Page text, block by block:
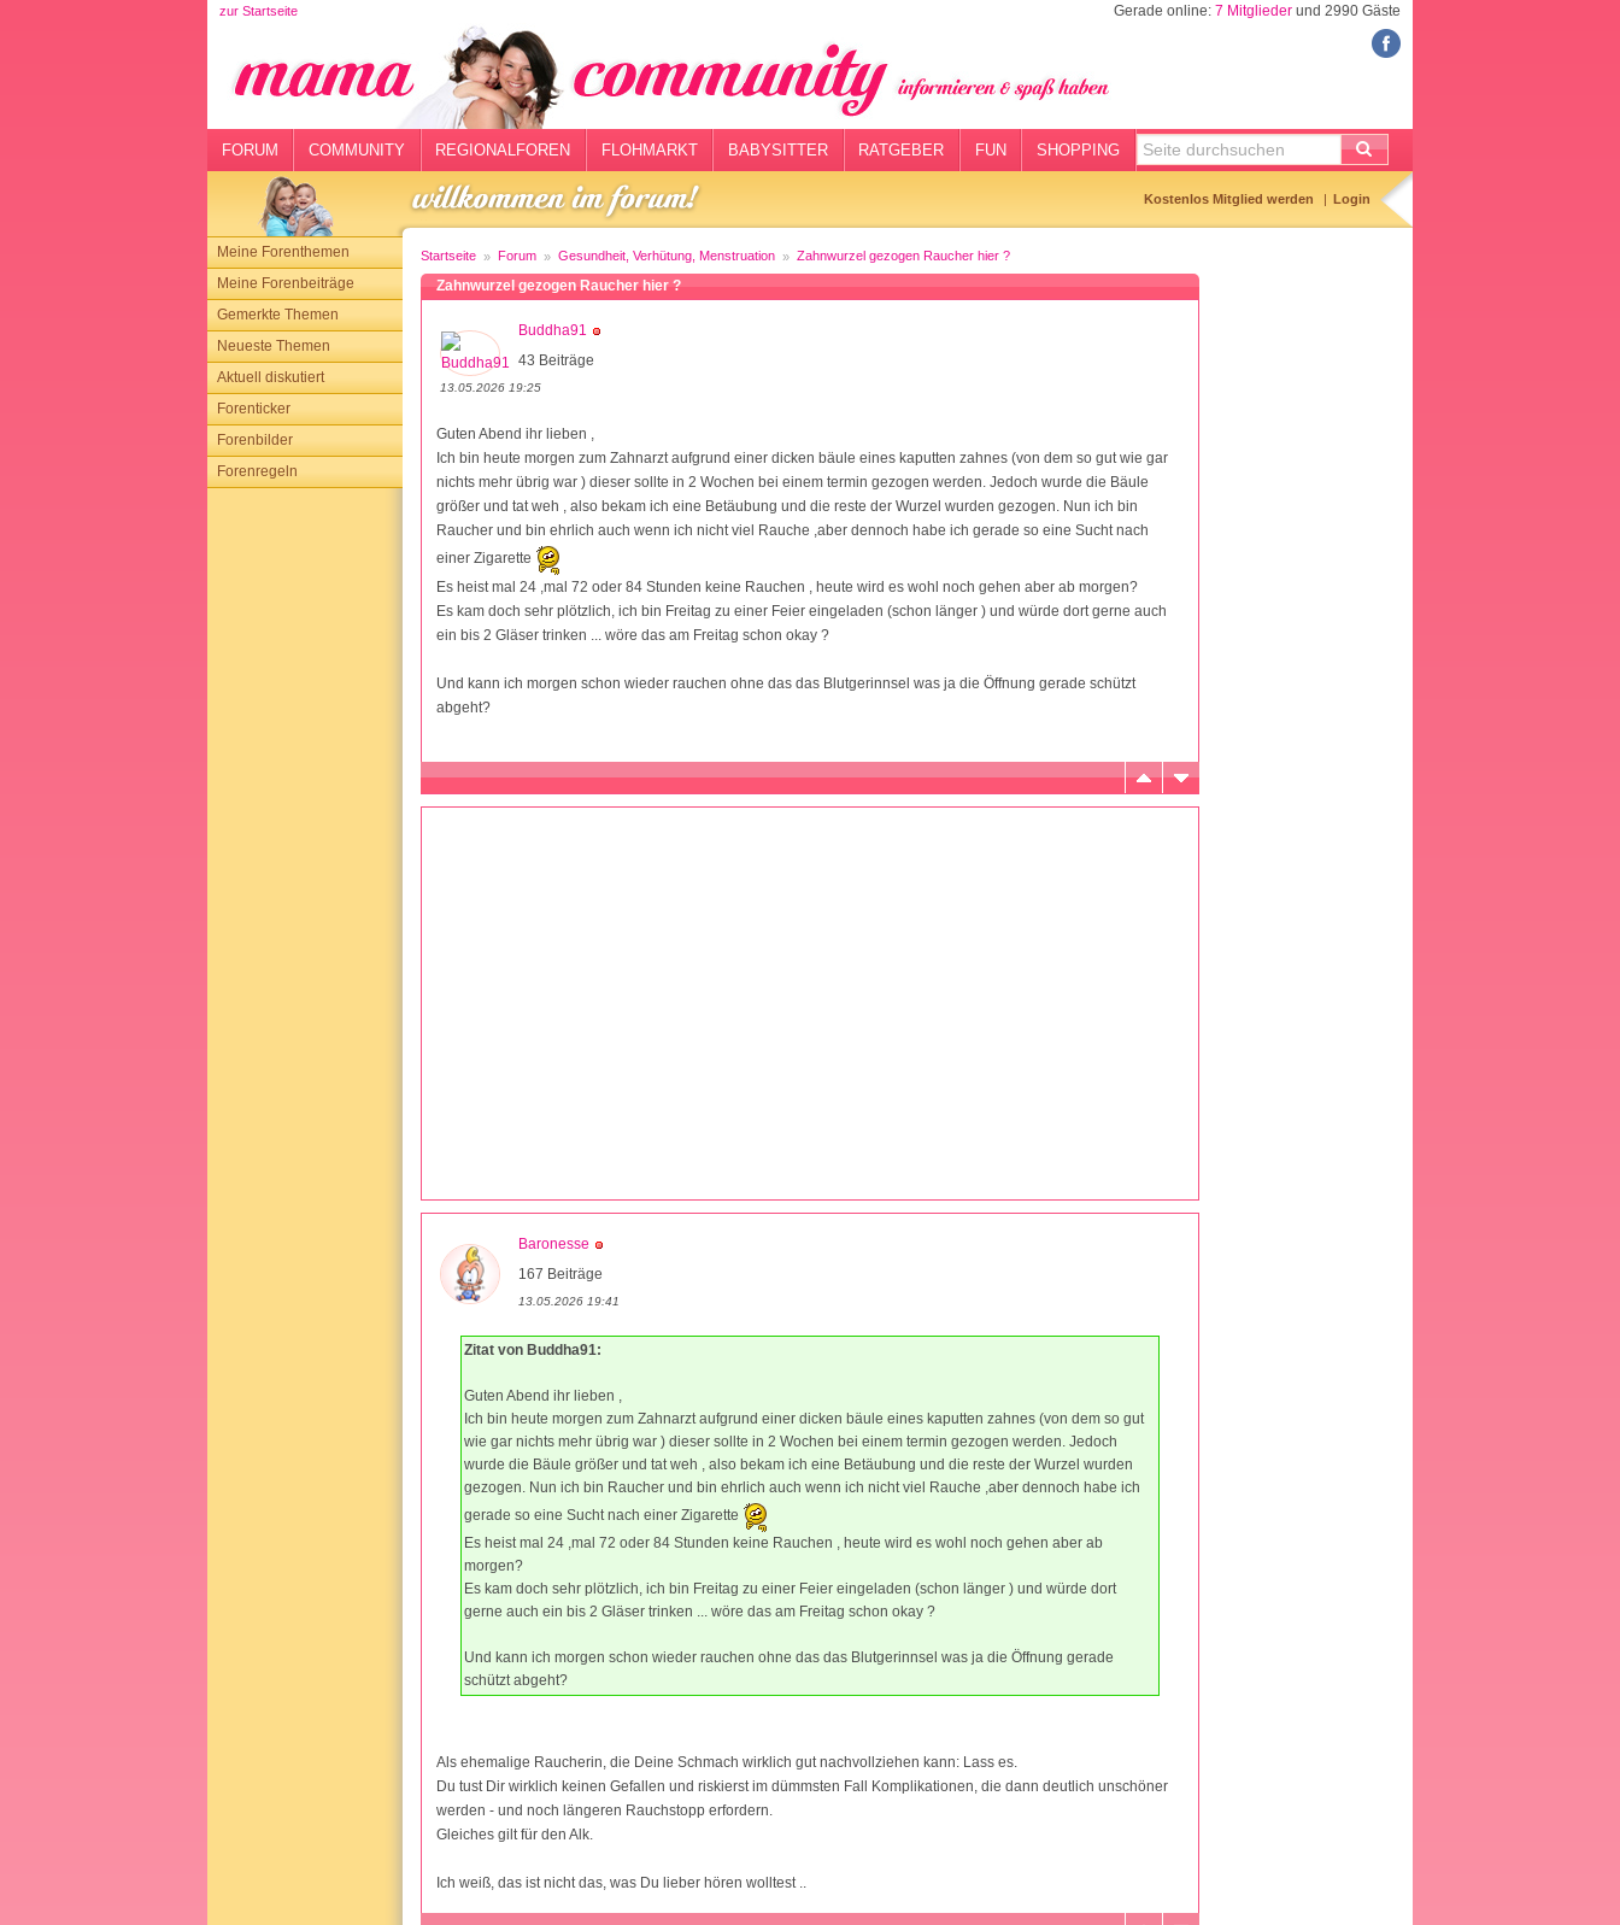
zur Startseite Gerade online: 7 Mitglieder und 2990 Gäste
FORUM COMMUNITY REGIONALFOREN FLOHMARKT BABYSITTER RATGEBER FUN SHOPPING
Kostenlos Mitglied werden Login
Meine Forenthemen
Meine Forenbeiträge
Gemerkte Themen
Neueste Themen
Aktuell diskutiert
Forenticker
Forenbilder
Forenregeln
Startseite Forum Gesundheit, Verhütung, Menstruation Zahnwurzel gezogen Raucher hier ?
Zahnwurzel gezogen Raucher hier ?
Buddha91
43 Beiträge
13.05.2026 19:25
Guten Abend ihr lieben ,
Ich bin heute morgen zum Zahnarzt aufgrund einer dicken bäule eines kaputten zahnes (von dem so gut wie gar
nichts mehr übrig war ) dieser sollte in 2 Wochen bei einem termin gezogen werden. Jedoch wurde die Bäule
größer und tat weh , also bekam ich eine Betäubung und die reste der Wurzel wurden gezogen. Nun ich bin
Raucher und bin ehrlich auch wenn ich nicht viel Rauche ,aber dennoch habe ich gerade so eine Sucht nach
einer Zigarette
Es heist mal 24 ,mal 72 oder 84 Stunden keine Rauchen , heute wird es wohl noch gehen aber ab morgen?
Es kam doch sehr plötzlich, ich bin Freitag zu einer Feier eingeladen (schon länger ) und würde dort gerne auch
ein bis 2 Gläser trinken ... wöre das am Freitag schon okay ?
Und kann ich morgen schon wieder rauchen ohne das das Blutgerinnsel was ja die Öffnung gerade schützt
abgeht?
Baronesse
167 Beiträge
13.05.2026 19:41
Zitat von Buddha91:
Guten Abend ihr lieben ,
Ich bin heute morgen zum Zahnarzt aufgrund einer dicken bäule eines kaputten zahnes (von dem so gut
wie gar nichts mehr übrig war ) dieser sollte in 2 Wochen bei einem termin gezogen werden. Jedoch
wurde die Bäule größer und tat weh , also bekam ich eine Betäubung und die reste der Wurzel wurden
gezogen. Nun ich bin Raucher und bin ehrlich auch wenn ich nicht viel Rauche ,aber dennoch habe ich
gerade so eine Sucht nach einer Zigarette
Es heist mal 24 ,mal 72 oder 84 Stunden keine Rauchen , heute wird es wohl noch gehen aber ab
morgen?
Es kam doch sehr plötzlich, ich bin Freitag zu einer Feier eingeladen (schon länger ) und würde dort
gerne auch ein bis 2 Gläser trinken ... wöre das am Freitag schon okay ?
Und kann ich morgen schon wieder rauchen ohne das das Blutgerinnsel was ja die Öffnung gerade
schützt abgeht?
Als ehemalige Raucherin, die Deine Schmach wirklich gut nachvollziehen kann: Lass es.
Du tust Dir wirklich keinen Gefallen und riskierst im dümmsten Fall Komplikationen, die dann deutlich unschöner
werden - und noch längeren Rauchstopp erfordern.
Gleiches gilt für den Alk.
Ich weiß, das ist nicht das, was Du lieber hören wolltest ..